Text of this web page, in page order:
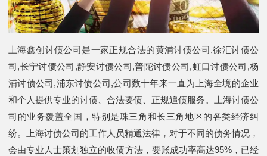
上海鑫创讨债公司是一家正规合法的黄浦讨债公司,徐汇讨债公
司,长宁讨债公司,静安讨债公司,普陀讨债公司,虹口讨债公司,杨
浦讨债公司,浦东讨债公司,公司数十年来一直为上海全境的企业
和个人提供专业的讨债、合法要债、正规追债服务。上海讨债公
司的业务覆盖全国，特别是珠三角和长三角地区的各类经济纠
纷。上海讨债公司的工作人员精通法律，对于不同的债务情况，
会由专业人士策划独立的收债方法，要账成功率高达95%，已经